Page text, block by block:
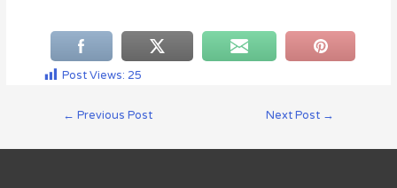
Post Views: 25
← Previous Post Next Post →